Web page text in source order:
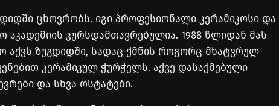
ცხოვრობს. იგი პროფესიონალი კერამიკოსი და
აკადემიის კურსდამთავრებულია. 1988 წლიდან მას
აქვს ზუგდიდში, სადაც ქმნის როგორც მხატვრულ
კერამიკულ ჭურჭელს. აქვე დასაქმებული
და სხვა ოსტატები.